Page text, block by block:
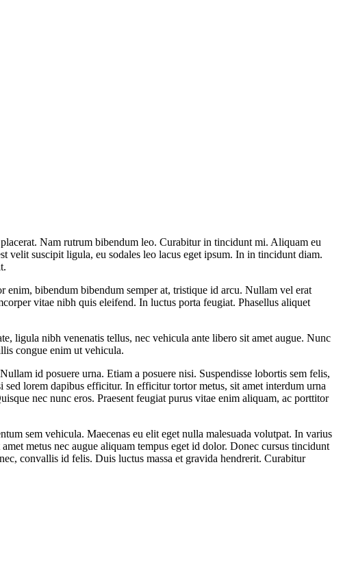
Nam rutrum bibendum leo. Curabitur in tincidunt mi. Aliquam eu
velit suscipit ligula, eu sodales leo lacus eget ipsum. In in tincidunt diam.
enim, bibendum bibendum semper at, tristique id arcu. Nullam vel erat
vitae nibh quis eleifend. In luctus porta feugiat. Phasellus aliquet
ligula nibh venenatis tellus, nec vehicula ante libero sit amet augue. Nunc
congue enim ut vehicula.
id posuere urna. Etiam a posuere nisi. Suspendisse lobortis sem felis,
lorem dapibus efficitur. In efficitur tortor metus, sit amet interdum urna
nec nunc eros. Praesent feugiat purus vitae enim aliquam, ac porttitor
sem vehicula. Maecenas eu elit eget nulla malesuada volutpat. In varius
metus nec augue aliquam tempus eget id dolor. Donec cursus tincidunt
convallis id felis. Duis luctus massa et gravida hendrerit. Curabitur